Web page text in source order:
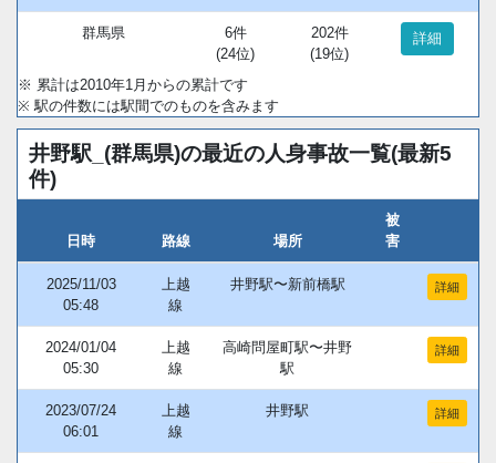
群馬県
6件
(24位)
202件
(19位)
詳細
※ 累計は2010年1月からの累計です
※ 駅の件数には駅間でのものを含みます
井野駅_(群馬県)の最近の人身事故一覧(最新5
件)
日時 路線 場所
被
害
2025/11/03
05:48
上越
線
井野駅〜新前橋駅 詳細
2024/01/04
05:30
上越
線
高崎問屋町駅〜井野
駅
詳細
2023/07/24
06:01
上越
線
井野駅 詳細